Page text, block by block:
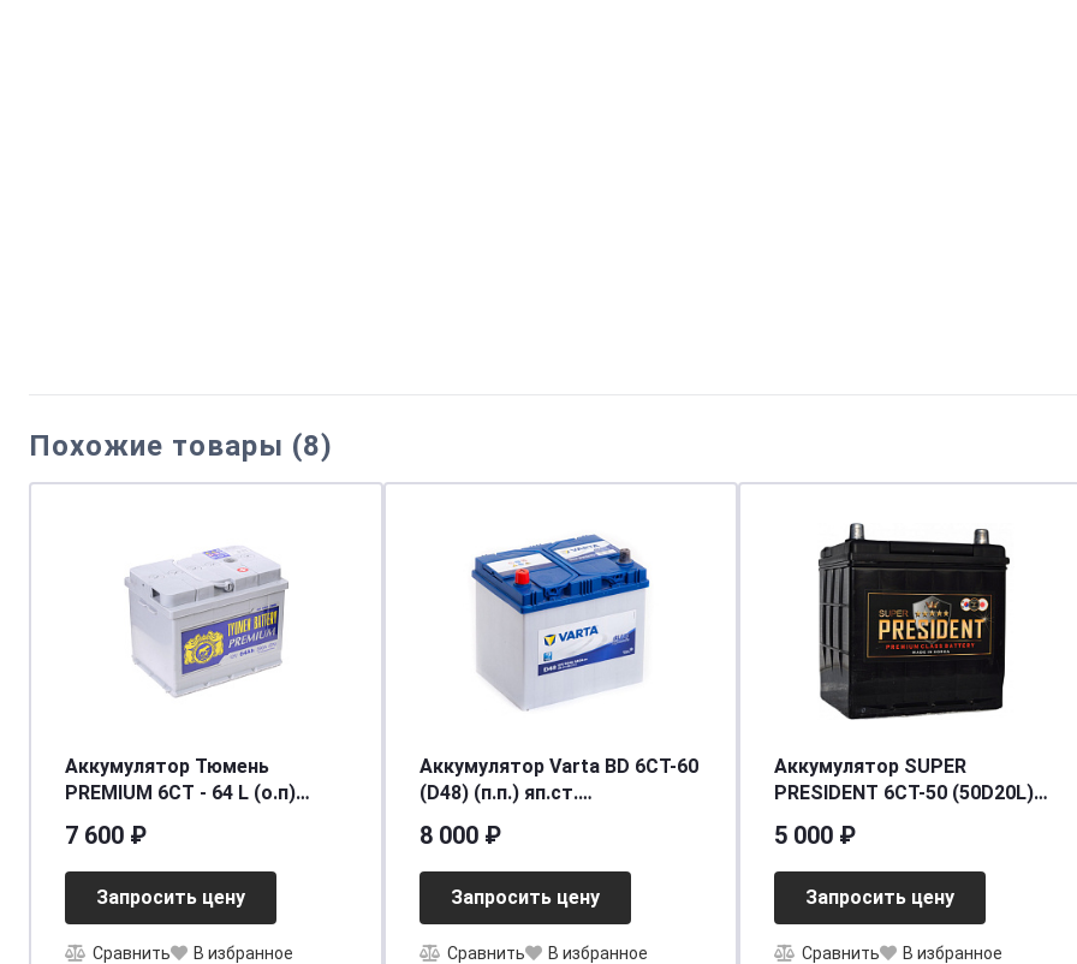
Похожие товары (8)
Аккумулятор Тюмень
PREMIUM 6СТ - 64 L (о.п)
7 600 ₽
Запросить цену
Сравнить В избранное
Аккумулятор Varta BD 6CT-60
(D48) (п.п.) яп.ст.
8 000 ₽
Запросить цену
Сравнить В избранное
Аккумулятор SUPER
PRESIDENT 6СТ-50 (50D20L)
5 000 ₽
Запросить цену
Сравнить В избранное